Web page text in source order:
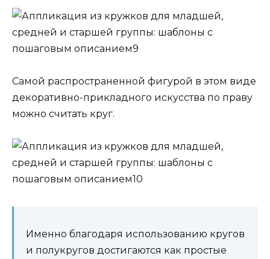
Самой распространенной фигурой в этом виде
декоративно-прикладного искусства по праву
можно считать круг.
Именно благодаря использованию кругов
и полукругов достигаются как простые